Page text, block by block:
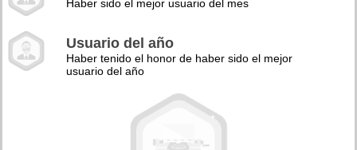
Haber sido el mejor usuario del mes
Usuario del año
Haber tenido el honor de haber sido el mejor
usuario del año